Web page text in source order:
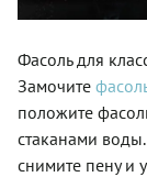
Фасоль для
Замочите
положите
стаканами
снимите пену и